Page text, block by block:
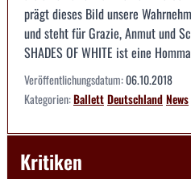
prägt dieses Bild unsere
und steht für Grazie, Anmut und
SHADES OF WHITE ist eine
Veröffentlichungsdatum:06.10.2018
Kategorien:BallettDeutschlandNews
Kritiken